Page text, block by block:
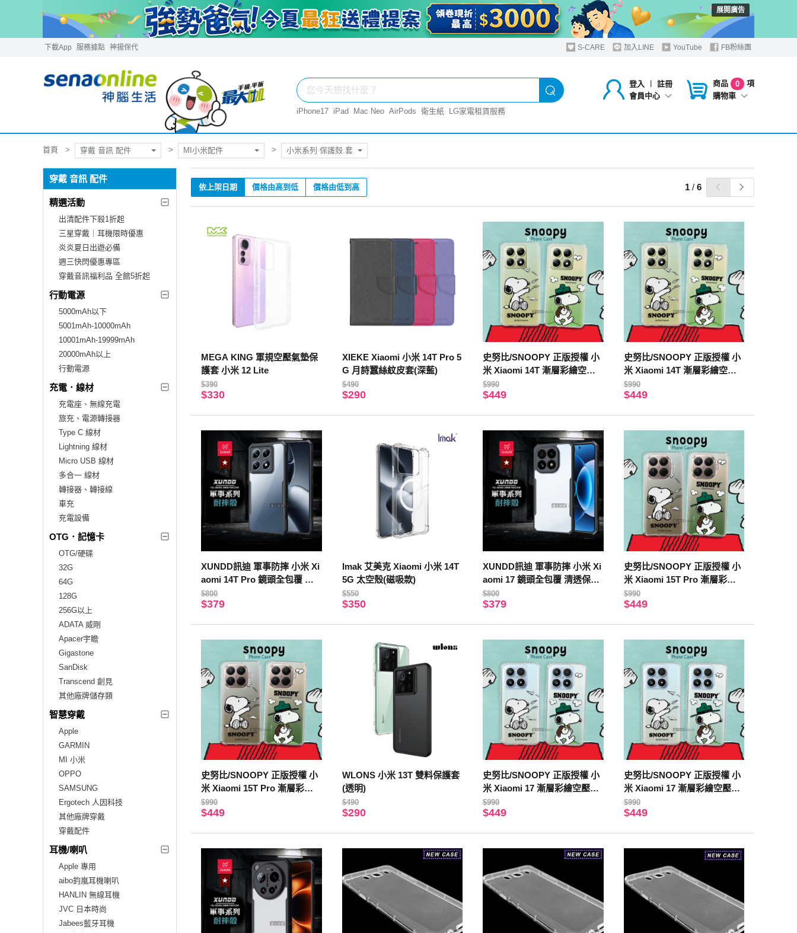
展開廣告
下載App 服務據點 神揚保代 S-CARE 加入LINE YouTube FB粉絲團
登入 ︱
註冊
會員中心
商品 0
項
購物車
iPhone17 iPad Mac Neo AirPods 衛生紙 LG家電租賃服務
首頁 穿戴 音訊 配件 MI小米配件 小米系列 保護殼.套
穿戴 音訊 配件
精選活動
出清配件下殺1折起
三星穿戴｜耳機限時優惠
炎炎夏日出遊必備
週三快閃優惠專區
穿戴音訊福利品 全館5折起
行動電源
5000mAh以下
5001mAh-10000mAh
10001mAh-19999mAh
20000mAh以上
行動電源
充電．線材
充電座、無線充電
旅充、電源轉接器
Type C 線材
Lightning 線材
Micro USB 線材
多合一 線材
轉接器、轉接線
車充
充電設備
OTG．記憶卡
OTG/硬碟
32G
64G
128G
256G以上
ADATA 威剛
Apacer宇瞻
Gigastone
SanDisk
Transcend 創見
其他廠牌儲存類
智慧穿戴
Apple
GARMIN
MI 小米
OPPO
SAMSUNG
Ergotech 人因科技
其他廠牌穿戴
穿戴配件
耳機/喇叭
Apple 專用
aibo鈞嵐耳機喇叭
HANLIN 無線耳機
JVC 日本時尚
Jabees藍牙耳機
依上架日期 價格由高到低 價格由低到高 1 / 6
MEGA KING 軍規空壓氣墊保
護套 小米 12 Lite
$390
$330
XIEKE Xiaomi 小米 14T Pro 5
G 月詩蠶絲紋皮套(深藍)
$490
$290
史努比/SNOOPY 正版授權 小
米 Xiaomi 14T 漸層彩繪空壓
手機殼(紙飛機)
$990
$449
史努比/SNOOPY 正版授權 小
米 Xiaomi 14T 漸層彩繪空壓
手機殼(郊遊)
$990
$449
XUNDD訊迪 軍事防摔 小米 Xi
aomi 14T Pro 鏡頭全包覆 清
透保護殼 手機殼(夜幕黑)
$800
$379
Imak 艾美克 Xiaomi 小米 14T
5G 太空殼(磁吸款)
$550
$350
XUNDD訊迪 軍事防摔 小米 Xi
aomi 17 鏡頭全包覆 清透保護
殼 手機殼(夜幕黑)
$800
$379
史努比/SNOOPY 正版授權 小
米 Xiaomi 15T Pro 漸層彩繪
空壓手機殼(紙飛機)
$990
$449
史努比/SNOOPY 正版授權 小
米 Xiaomi 15T Pro 漸層彩繪
空壓手機殼(郊遊)
$990
$449
WLONS 小米 13T 雙料保護套
(透明)
$490
$290
史努比/SNOOPY 正版授權 小
米 Xiaomi 17 漸層彩繪空壓手
機殼(紙飛機)
$990
$449
史努比/SNOOPY 正版授權 小
米 Xiaomi 17 漸層彩繪空壓手
機殼(郊遊)
$990
$449